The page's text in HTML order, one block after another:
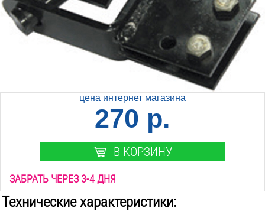
цена интернет магазина
270 р.
В КОРЗИНУ
ЗАБРАТЬ ЧЕРЕЗ 3-4 ДНЯ
Технические характеристики: